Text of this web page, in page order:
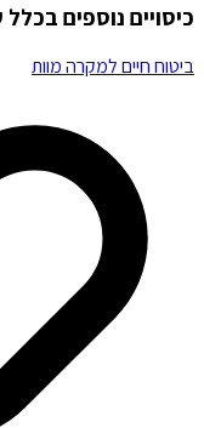
כיסויים נוספים
ביטוח חיים למקרה מוות